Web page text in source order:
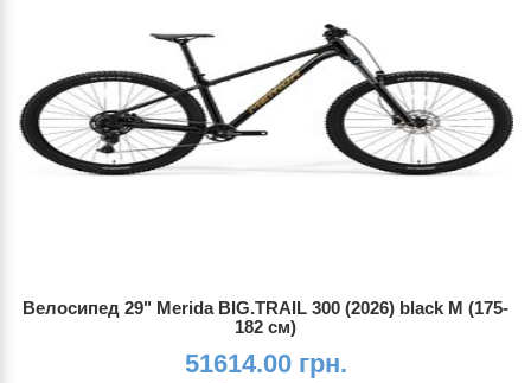
Велосипед 29" Merida BIG.TRAIL 300 (2026) black M (175-
182 см)
51614.00 грн.